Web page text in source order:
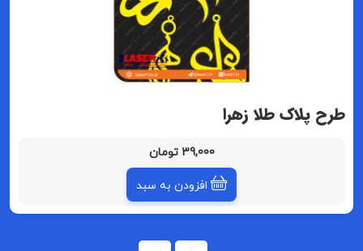
طرح پلاک طلا زهرا
39,000 تومان
افزودن به سبد